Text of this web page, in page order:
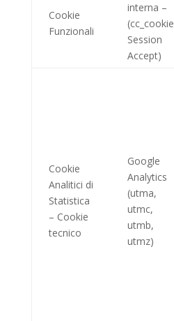
Cookie
Funzionali
interna –
(cc_cookie
Session
Accept)
Cookie
Analitici di
Statistica
– Cookie
tecnico
Google
Analytics
(utma,
utmc,
utmb,
utmz)